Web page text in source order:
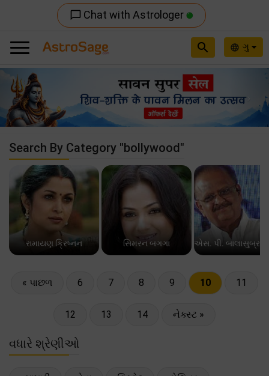
chat_bubble_outline Chat with Astrologer
language ગુ
search
Previous
Search By Category "bollywood"
રામાયણ ક્રિષ્નન સિમરન બગગા એસ. પી.
« પાછળ 6 7 8 9 10 11
12 13 14 નેક્સ્ટ »
વધારે શ્રેણીઓ